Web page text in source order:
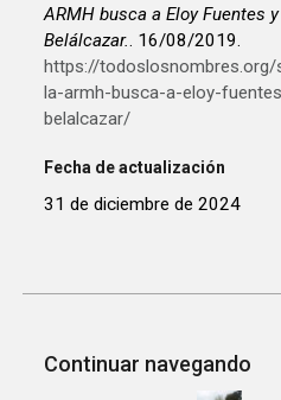
ARMH busca a Eloy Fuentes
Belálcazar.. 16/08/2019.
https://
la-armh-busca-a-eloy-
belalcazar/
Fecha de actualización
31 de diciembre de 2024
Continuar navegando